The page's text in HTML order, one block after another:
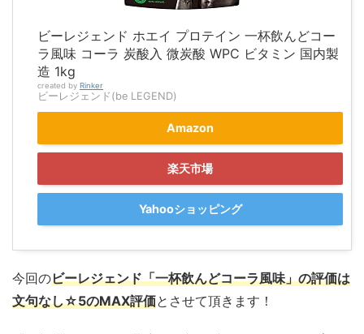
ビーレジェンド ホエイ プロテイン 一杯飲んどコー
ラ風味 コーラ 炭酸入 微炭酸 WPC ビタミン 国内製
造 1kg
created by Rinker
ビーレジェンド(be LEGEND)
Amazon
楽天市場
Yahooショッピング
今回のビーレジェンド「一杯飲んどコーラ風味」の評価は
文句なし☆5のMAX評価とさせて頂きます！